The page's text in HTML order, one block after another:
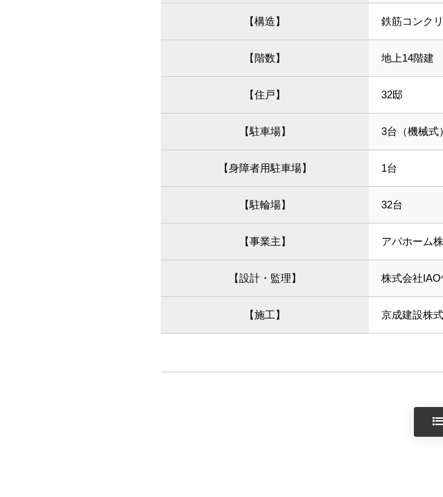
【構造】 鉄筋コンク
【階数】 地上14階建
【住戸】 32邸
【駐車場】 3台（機械式）
【身障者用駐車場】 1台
【駐輪場】 32台
【事業主】 アパホーム
【設計・監理】 株式会社
【施工】 京成建設株